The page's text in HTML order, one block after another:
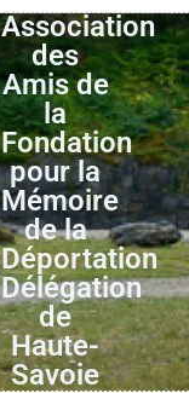
Association
des
Amis de
la
Fondation
pour la
Mémoire
de la
Déportation
Délégation
de
Haute-
Savoie